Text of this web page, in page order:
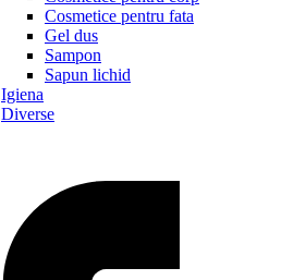
Cosmetice pentru fata
Gel dus
Sampon
Sapun lichid
Igiena
Diverse